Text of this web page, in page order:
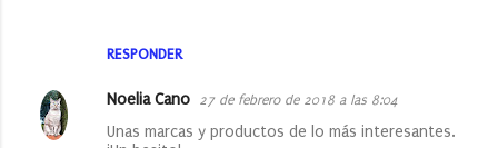
RESPONDER
Noelia Cano 27 de febrero de 2018 a las 8:04
Unas marcas y productos de lo más interesantes.